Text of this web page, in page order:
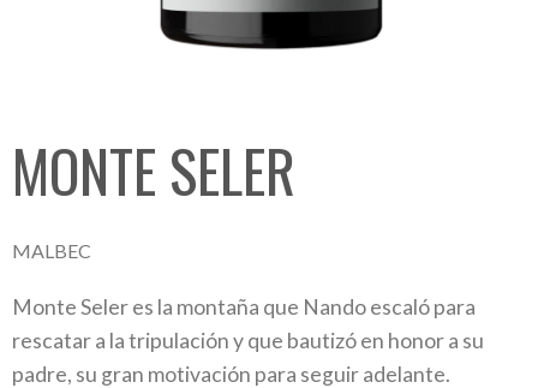
MONTE SELER
MALBEC
Monte Seler es la montaña que Nando escaló para
rescatar a la tripulación y que bautizó en honor a su
padre, su gran motivación para seguir adelante.